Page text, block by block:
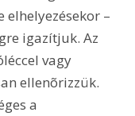
elhelyezésekor –
igazítjuk. Az
vagy
ellenõrizzük.
a